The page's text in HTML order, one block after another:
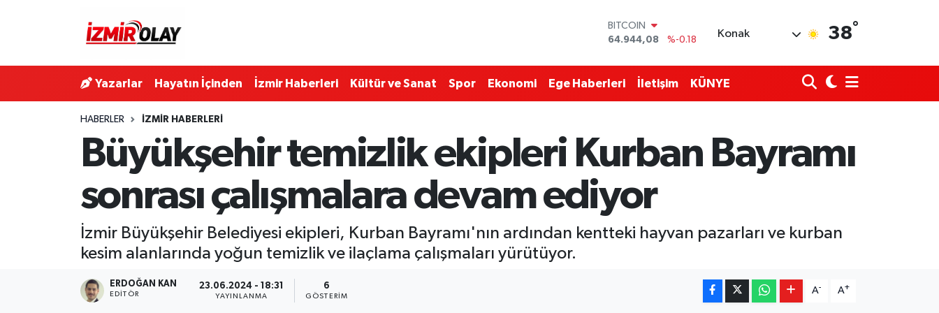
64.944,08
DOLAR
55,2510
STERLİN
64,4811
%0.38
BİST100
13.779
%-14
Konak 38°
Yazarlar Hayatın İçinden İzmir Haberleri Kültür ve Sanat Spor Ekonomi Ege Haberleri İletişim KÜNYE
HABERLER İZMIR HABERLERI
Büyükşehir temizlik ekipleri Kurban Bayramı
sonrası çalışmalara devam ediyor
İzmir Büyükşehir Belediyesi ekipleri, Kurban Bayramı'nın ardından kentteki hayvan pazarları ve kurban
kesim alanlarında yoğun temizlik ve ilaçlama çalışmaları yürütüyor.
ERDOĞAN KAN
EDITÖR
23.06.2024 - 18:31
YAYINLANMA
6
GÖSTERIM
A- A+
Konak Trafik Yoğunluk Haritası
Süper Lig Puan Durumu ve Fikstür
Tüm Manşetler
Son Dakika Haberleri
Haber Arşivi